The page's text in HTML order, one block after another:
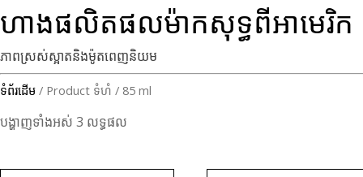
ហាងផលិតផលម៉ាកសុទ្ធពីអាមេរិក
ភាពស្រស់ស្អាតនិងម៉ូតពេញនិយម
ទំព័រដើម / Product ទំហំ / 85 ml
បង្ហាញទាំងអស់ 3 លទ្ធផល